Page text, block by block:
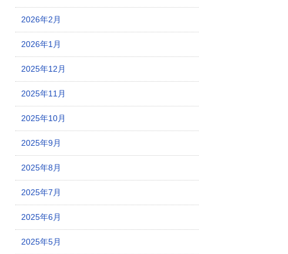
2026年2月
2026年1月
2025年12月
2025年11月
2025年10月
2025年9月
2025年8月
2025年7月
2025年6月
2025年5月